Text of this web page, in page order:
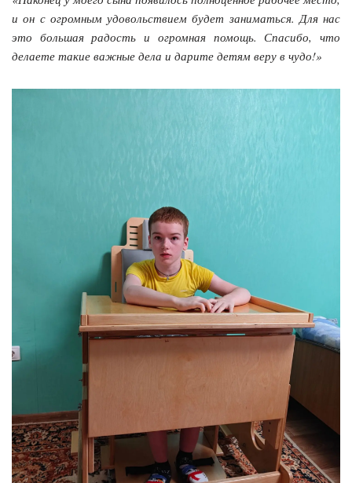
и он с огромным удовольствием будет заниматься. Для нас
это большая радость и огромная помощь. Спасибо, что
делаете такие важные дела и дарите детям веру в чудо!»